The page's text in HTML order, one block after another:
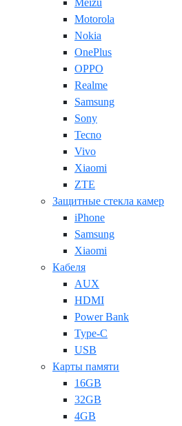
Meizu
Motorola
Nokia
OnePlus
OPPO
Realme
Samsung
Sony
Tecno
Vivo
Xiaomi
ZTE
Защитные стекла камер
iPhone
Samsung
Xiaomi
Кабеля
AUX
HDMI
Power Bank
Type-C
USB
Карты памяти
16GB
32GB
4GB